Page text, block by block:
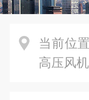
当前位置
高压风机